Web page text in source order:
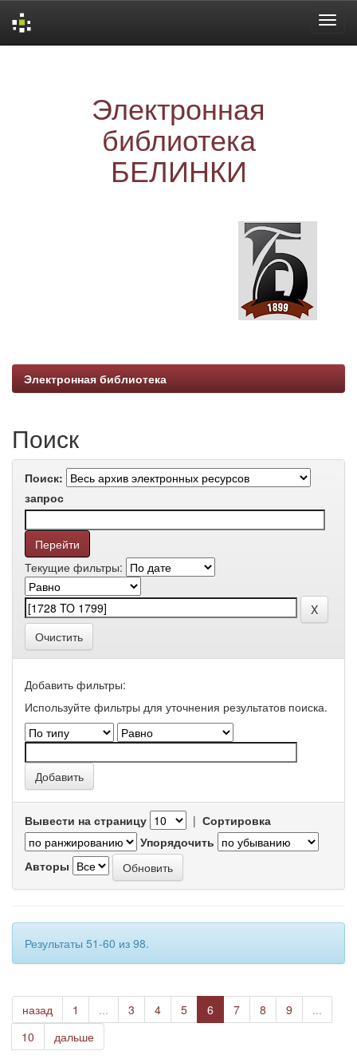
Электронная
библиотека
БЕЛИНКИ
Электронная библиотека
Поиск
Поиск:
запрос
Текущие фильтры:
Очистить
Добавить фильтры:
Используйте фильтры для уточнения результатов поиска.
Вывести на страницу | Сортировка
Упорядочить
Авторы
Результаты 51-60 из 98.
назад 1 ... 3 4 5 6 7 8 9
...
10
дальше